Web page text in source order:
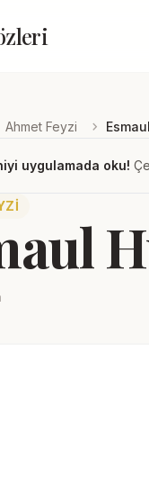
Ahmet Feyzi chevron_right
uygulamada oku!